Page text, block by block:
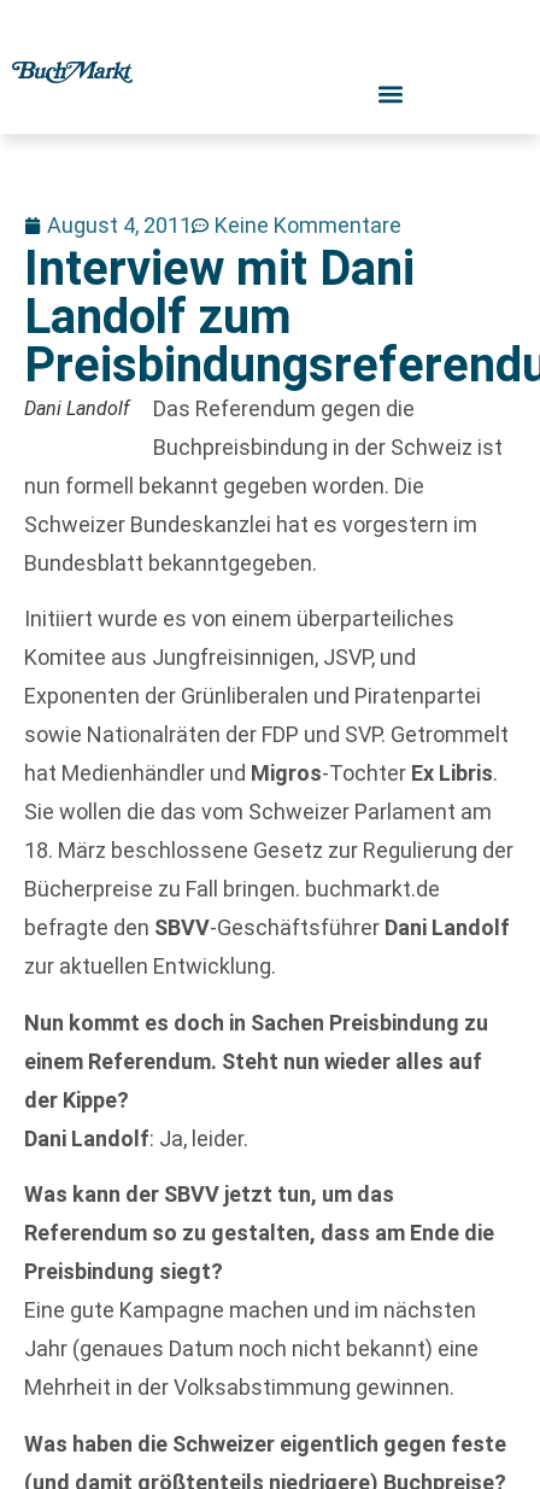
August 4, 2011 Keine Kommentare
Interview mit Dani
Landolf zum
Dani Landolf
Das Referendum gegen die
Buchpreisbindung in der Schweiz ist
nun formell bekannt gegeben worden. Die
Schweizer Bundeskanzlei hat es vorgestern im
Bundesblatt bekanntgegeben.
Initiiert wurde es von einem überparteiliches
Komitee aus Jungfreisinnigen, JSVP, und
Exponenten der Grünliberalen und Piratenpartei
sowie Nationalräten der FDP und SVP. Getrommelt
hat Medienhändler und Migros-Tochter Ex Libris.
Sie wollen die das vom Schweizer Parlament am
18. März beschlossene Gesetz zur Regulierung der
Bücherpreise zu Fall bringen. buchmarkt.de
befragte den SBVV-Geschäftsführer Dani Landolf
zur aktuellen Entwicklung.
Nun kommt es doch in Sachen Preisbindung zu
einem Referendum. Steht nun wieder alles auf
der Kippe?
Dani Landolf: Ja, leider.
Was kann der SBVV jetzt tun, um das
Referendum so zu gestalten, dass am Ende die
Preisbindung siegt?
Eine gute Kampagne machen und im nächsten
Jahr (genaues Datum noch nicht bekannt) eine
Mehrheit in der Volksabstimmung gewinnen.
Was haben die Schweizer eigentlich gegen feste
(und damit größtenteils niedrigere) Buchpreise?